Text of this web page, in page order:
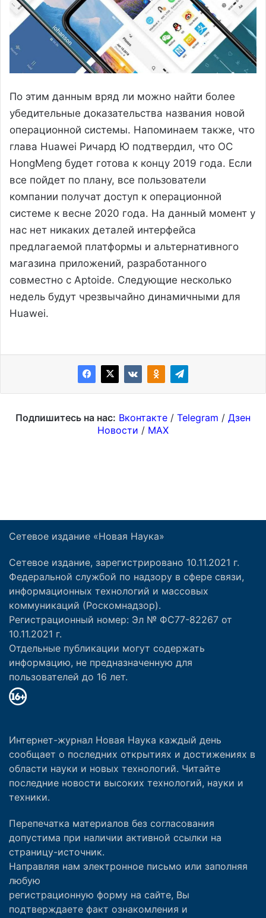
Сетевое издание «Новая Наука»
Сетевое издание, зарегистрировано 10.11.2021 г.
Федеральной службой по надзору в сфере связи,
информационных технологий и массовых
коммуникаций (Роскомнадзор).
Регистрационный номер: Эл № ФС77-82267 от
10.11.2021 г.
Отдельные публикации могут содержать
информацию, не предназначенную для
пользователей до 16 лет.
Интернет-журнал Новая Наука каждый день
сообщает о последних открытиях и достижениях в
области науки и новых технологий. Читайте
последние новости высоких технологий, науки и
техники.
Перепечатка материалов без согласования
допустима при наличии активной ссылки на
страницу-источник.
Направляя нам электронное письмо или заполняя
любую
регистрационную форму на сайте, Вы
подтверждаете факт ознакомления и